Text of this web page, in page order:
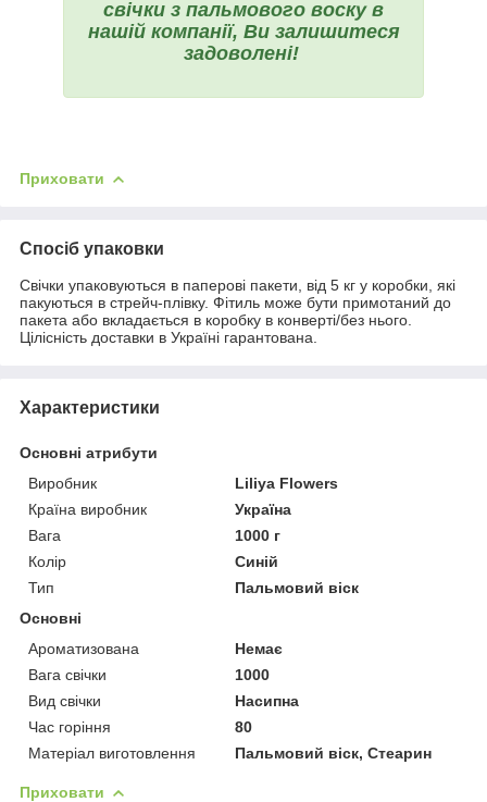
свічки з пальмового воску в
нашій компанії, Ви залишитеся
задоволені!
Приховати
Спосіб упаковки
Свічки упаковуються в паперові пакети, від 5 кг у коробки, які
пакуються в стрейч-плівку. Фітиль може бути примотаний до
пакета або вкладається в коробку в конверті/без нього.
Цілісність доставки в Україні гарантована.
Характеристики
Основні атрибути
Виробник
Liliya Flowers
Країна виробник
Україна
Вага
1000 г
Колір
Синій
Тип
Пальмовий віск
Основні
Ароматизована
Немає
Вага свічки
1000
Вид свічки
Насипна
Час горіння
80
Матеріал виготовлення
Пальмовий віск, Стеарин
Приховати